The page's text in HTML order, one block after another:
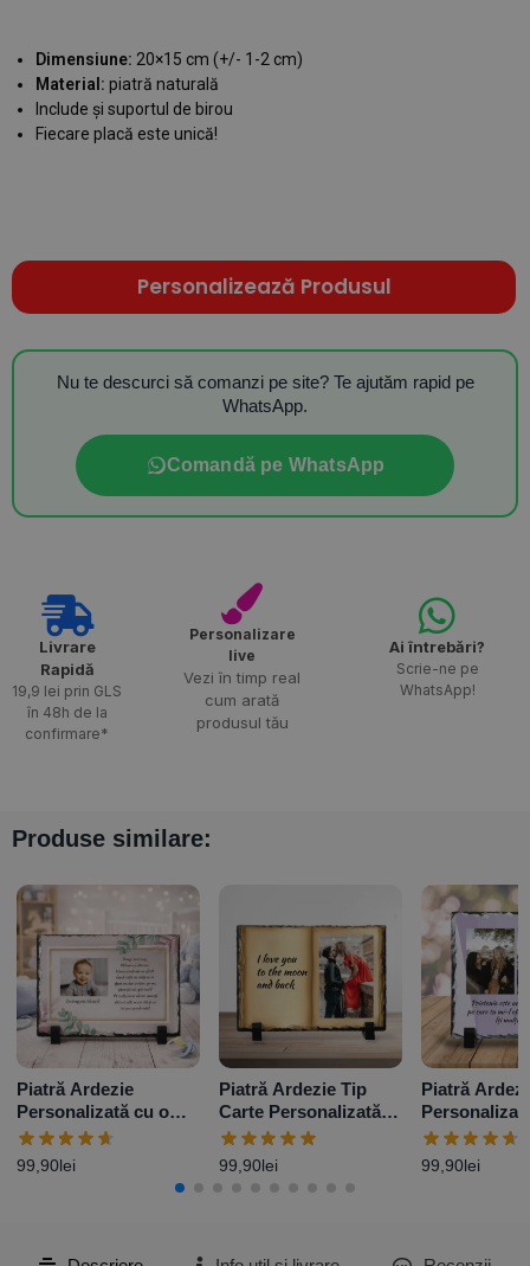
Dimensiune: 20×15 cm (+/- 1-2 cm)
Material: piatră naturală
Include și suportul de birou
Fiecare placă este unică!
Personalizează Produsul
Nu te descurci să comanzi pe site? Te ajutăm rapid pe
WhatsApp.
Comandă pe WhatsApp
Livrare
Rapidă​
19,9 lei prin GLS
în 48h de la
confirmare*
Personalizare
live
Vezi în timp real
cum arată
produsul tău
Ai întrebări?
Scrie-ne pe
WhatsApp!
Produse similare:
Piatră Ardezie
Personalizată cu o
poză și mesaj –
Elegance
99,90lei
Piatră Ardezie Tip
Carte Personalizată
cu o poză și mesaj
99,90lei
Piatră
poze și
99,90lei